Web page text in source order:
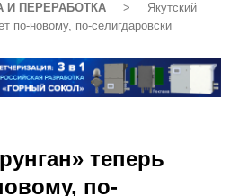
И ПЕРЕРАБОТКА >
Якутский
по-новому, по-селигдаровски
теперь
по-